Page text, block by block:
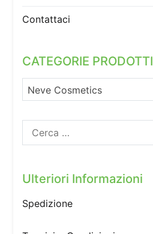
Contattaci
CATEGORIE PRODOTTI
Neve Cosmetics
Ricerca
per:
Ulteriori Informazioni
Spedizione